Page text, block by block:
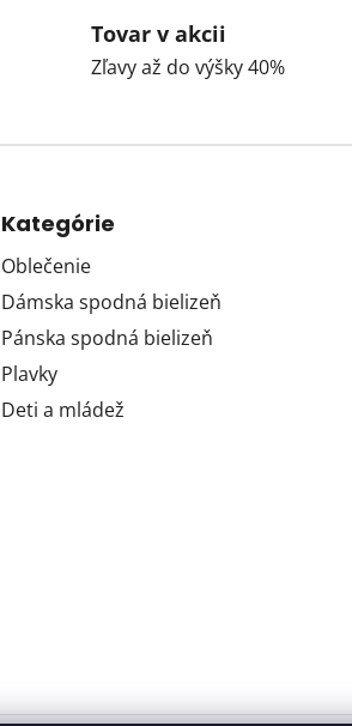
Tovar v akcii
Zľavy až do výšky 40%
Kategórie
Oblečenie
Dámska spodná bielizeň
Pánska spodná bielizeň
Plavky
Deti a mládež